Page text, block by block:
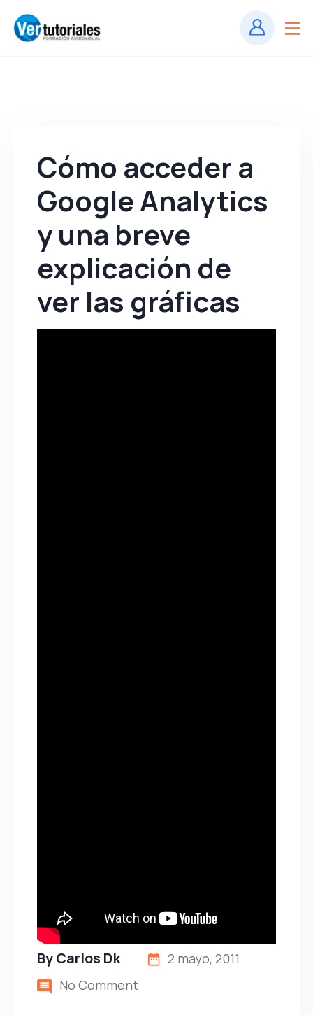
Cómo acceder a
Google Analytics
y una breve
explicación de
ver las gráficas
ByCarlos Dk
2 mayo, 2011
No Comment